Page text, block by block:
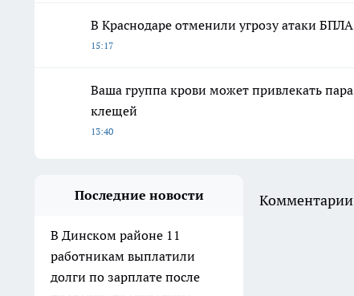
В Краснодаре отменили угрозу атаки
15:17
Ваша группа крови может привлекать
клещей
13:40
Последние новости
В Динском районе 11
работникам выплатили
долги по зарплате после
Комментарии